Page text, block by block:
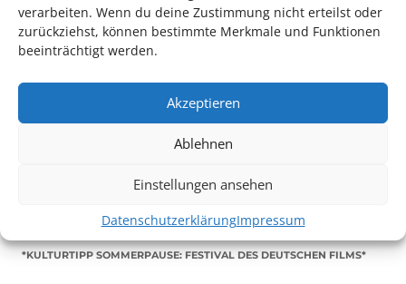
verarbeiten. Wenn du deine Zustimmung nicht erteilst oder
zurückziehst, können bestimmte Merkmale und Funktionen
beeinträchtigt werden.
Akzeptieren
Ablehnen
Einstellungen ansehen
DatenschutzerklärungImpressum
TECHNIK SUPPORT GESUCHT!
Das Kulturparkett freut sich stets über
melden Sie sich unterinfo@kulturparkett-rhein-neckar.de
*KULTURTIPP SOMMERPAUSE: FESTIVAL DES DEUTSCHEN FILMS*